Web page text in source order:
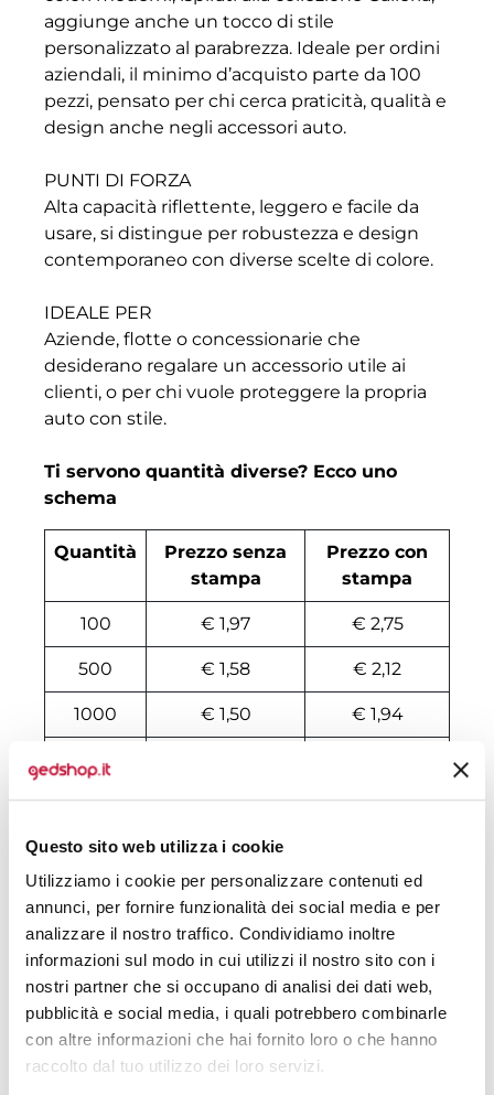
Questo sito web utilizza i cookie
Utilizziamo i cookie per personalizzare contenuti ed
annunci, per fornire funzionalità dei social media e per
analizzare il nostro traffico. Condividiamo inoltre
informazioni sul modo in cui utilizzi il nostro sito con i
nostri partner che si occupano di analisi dei dati web,
pubblicità e social media, i quali potrebbero combinarle
con altre informazioni che hai fornito loro o che hanno
raccolto dal tuo utilizzo dei loro servizi.
aggiunge anche un tocco di stile
personalizzato al parabrezza. Ideale per ordini
aziendali, il minimo d’acquisto parte da 100
pezzi, pensato per chi cerca praticità, qualità e
design anche negli accessori auto.
PUNTI DI FORZA
Alta capacità riflettente, leggero e facile da
usare, si distingue per robustezza e design
contemporaneo con diverse scelte di colore.
IDEALE PER
Aziende, flotte o concessionarie che
desiderano regalare un accessorio utile ai
clienti, o per chi vuole proteggere la propria
auto con stile.
Ti servono quantità diverse? Ecco uno
schema
Quantità
Prezzo senza
stampa
Prezzo con
stampa
100 € 1,97 € 2,75
500 € 1,58 € 2,12
1000 € 1,50 € 1,94
2000
3000 € 1,43 € 1,75
4000 € 1,41
€ 1,37
6000 € 1,35 € 1,59
7000 € 1,34 € 1,57
8000 € 1,34 € 1,54
10000 € 1,31